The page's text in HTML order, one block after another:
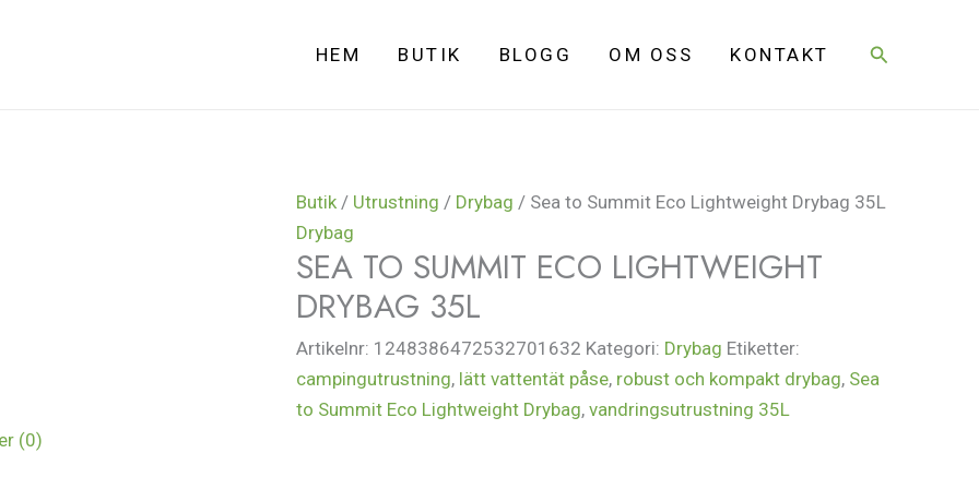
HEM BUTIK BLOGG OM OSS KONTAKT Sök
Butik / Utrustning / Drybag / Sea to Summit Eco Lightweight Drybag 35L
Drybag
SEA TO SUMMIT ECO LIGHTWEIGHT
DRYBAG 35L
Artikelnr: 1248386472532701632 Kategori: Drybag Etiketter:
campingutrustning, lätt vattentät påse, robust och kompakt drybag, Sea
to Summit Eco Lightweight Drybag,vandringsutrustning 35L
(0)